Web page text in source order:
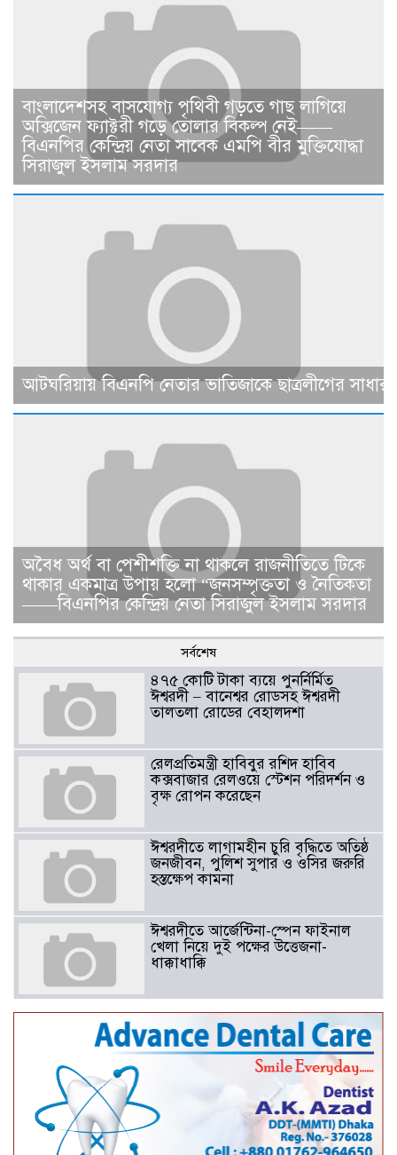
বাংলাদেশসহ বাসযোগ্য পৃথিবী গড়তে গাছ লাগিয়ে
অক্সিজেন ফ্যাক্টরী গড়ে তোলার বিকল্প নেই——
বিএনপির কেন্দ্রিয় নেতা সাবেক এমপি বীর মুক্তিযোদ্ধা
সিরাজুল ইসলাম সরদার
আটঘরিয়ায় বিএনপি নেতার ভাতিজাকে ছাত্রলীগের
​​অবৈধ অর্থ বা পেশীশক্তি না থাকলে রাজনীতিতে টিকে
থাকার একমাত্র উপায় হলো “জনসম্পৃক্ততা ও নৈতিকতা
——বিএনপির কেন্দ্রিয় নেতা সিরাজুল ইসলাম সরদার
সর্বশেষ
৪৭৫ কোটি টাকা ব্যয়ে পুনর্নির্মিত
ঈশ্বরদী – বানেশ্বর রোডসহ ঈশ্বরদী
তালতলা রোডের বেহালদশা
রেলপ্রতিমন্ত্রী হাবিবুর রশিদ হাবিব
কক্সবাজার রেলওয়ে স্টেশন পরিদর্শন ও
বৃক্ষ রোপন করেছেন
ঈশ্বরদীতে লাগামহীন চুরি বৃদ্ধিতে অতিষ্ঠ
জনজীবন, পুলিশ সুপার ও ওসির জরুরি
হস্তক্ষেপ কামনা ​
ঈশ্বরদীতে আর্জেন্টিনা-স্পেন ফাইনাল
খেলা নিয়ে দুই পক্ষের উত্তেজনা-
ধাক্কাধাক্কি
বাংলাদেশসহ বাসযোগ্য পৃথিবী গড়তে
গাছ লাগিয়ে অক্সিজেন ফ্যাক্টরী গড়ে
তোলার বিকল্প নেই——বিএনপির
কেন্দ্রিয় নেতা সাবেক এমপি বীর
মুক্তিযোদ্ধা সিরাজুল ইসলাম সরদার